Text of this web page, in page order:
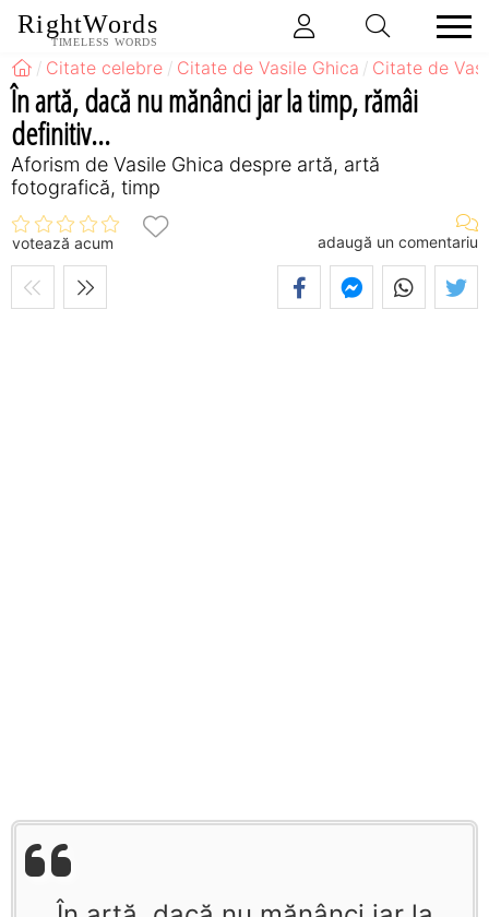
RightWords
TIMELESS WORDS
Citate celebre Citate de Vasile Ghica Citate de
În artă, dacă nu mănânci jar la timp, rămâi
definitiv...
Aforism de Vasile Ghica despre artă, artă
fotografică, timp
votează acum adaugă un comentariu